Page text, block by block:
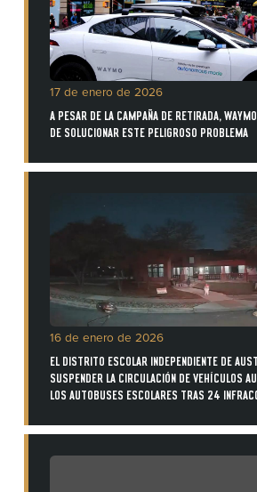
17 de enero de 2026
A PESAR DE LA CAMPAÑA DE RETIRADA,
DE SOLUCIONAR ESTE PELIGROSO PROBLEMA
16 de enero de 2026
EL DISTRITO ESCOLAR INDEPENDIENTE DE
SUSPENDER LA CIRCULACIÓN DE VEHÍCULOS
LOS AUTOBUSES ESCOLARES TRAS 24